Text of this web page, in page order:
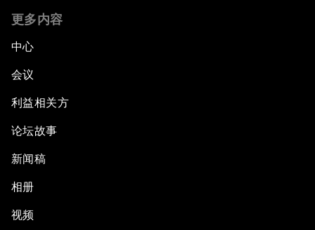
更多内容
中心
会议
利益相关方
论坛故事
新闻稿
相册
视频